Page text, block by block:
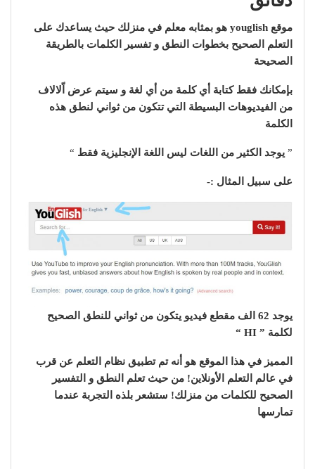
موقع youglish هو بمثابه معلم في منزلك حيث يساعدك على
التعلم الصحيح بخطوات النطق و تفسير الكلمات بالطريقة
الصحيحة
بإمكانك فقط كتابة أي كلمة من أي لغة و سيتم عرض اّلالاف
من الفيديوهات البسيطة التي تتكون من ثواني لنطق هذه
الكلمة
” يوجد الكثير من اللغات ليس اللغة الإنجليزية فقط “
على سبيل المثال :-
يوجد 62 الف مقطع فيديو يتكون من ثواني للنطق الصحيح
لكلمة ” HI “
المميز في هذا الموقع هو أنه تم تطبيق نظام التعلم عن قرب
في عالم التعلم الأونلاين! من حيث تعلم النطق و التفسير
الصحيح للكلمات من منزلك! ستشعر بلذه التجربة عندما
تمارسها